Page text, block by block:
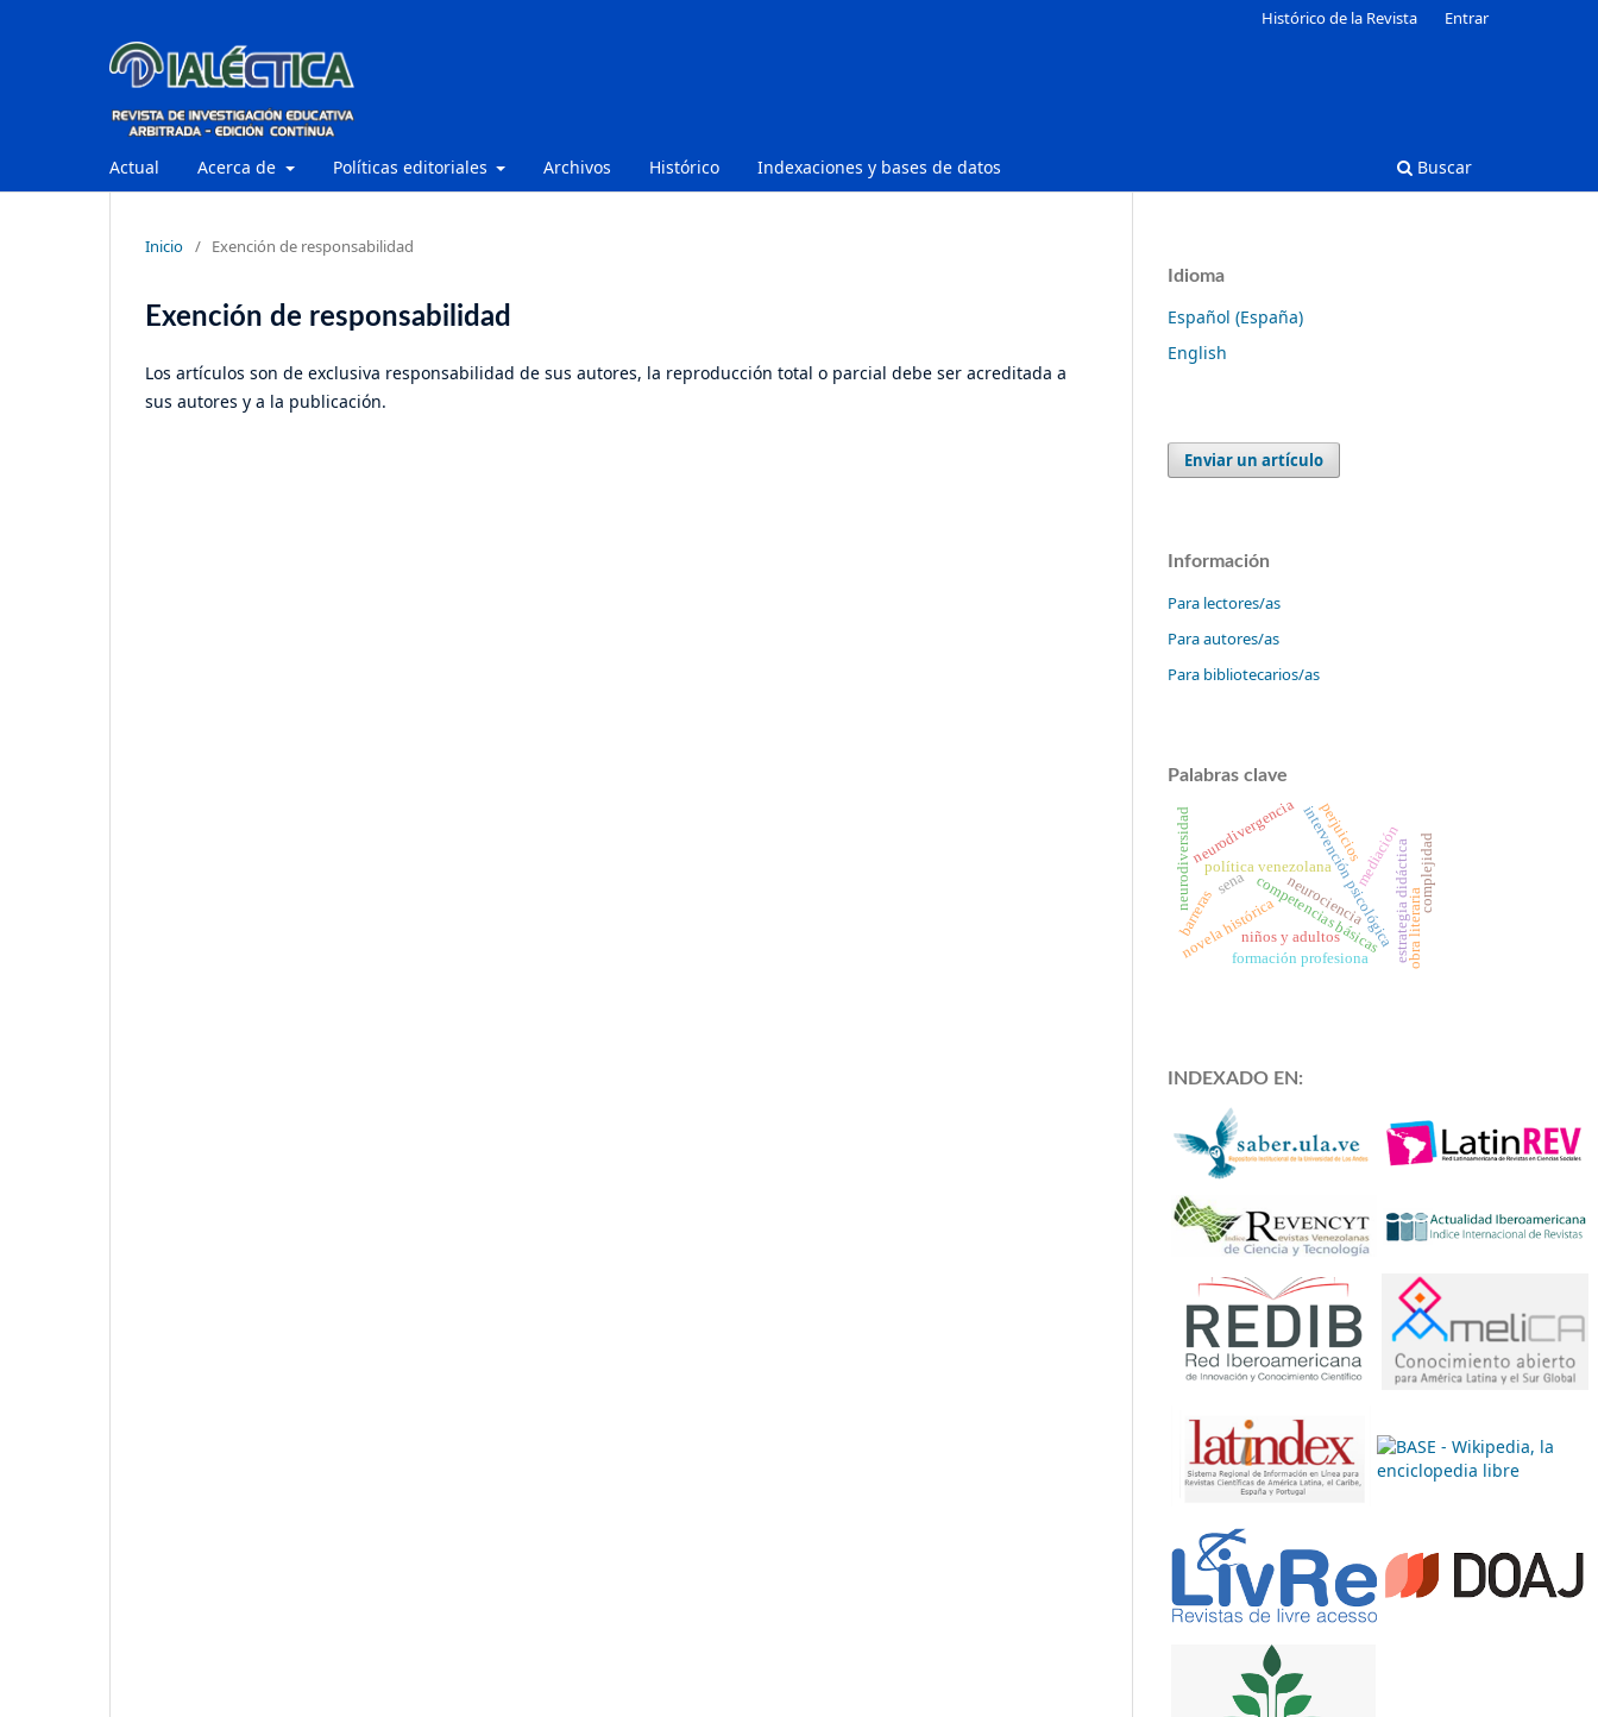
Actual Acerca de Políticas editoriales Archivos Histórico Indexaciones y bases de datos Buscar
Histórico de la Revista Entrar
Inicio / Exención de responsabilidad
Exención de responsabilidad
Los artículos son de exclusiva responsabilidad de sus autores, la reproducción total o parcial debe ser acreditada a
sus autores y a la publicación.
Idioma
Español (España)
English
Enviar un artículo
Información
Para lectores/as
Para autores/as
Para bibliotecarios/as
Palabras clave
intervención psicológica
política venezolana
neurodivergencia
neurodiversidad
competencias básicas
neurociencia
mediaciónestrategia didáctica
novela histórica obra literaria
complejidad
formación profesiona
sena
niños y adultos
barreras
perjuicios
INDEXADO EN: